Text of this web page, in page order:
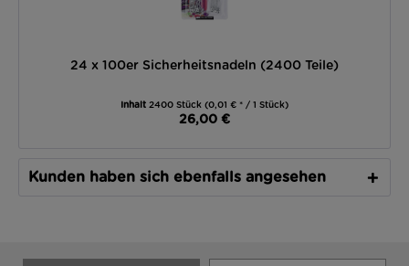
24 x 100er Sicherheitsnadeln (2400 Teile)
Inhalt 2400 Stück (0,01 € * / 1 Stück)
26,00 €
Kunden haben sich ebenfalls angesehen